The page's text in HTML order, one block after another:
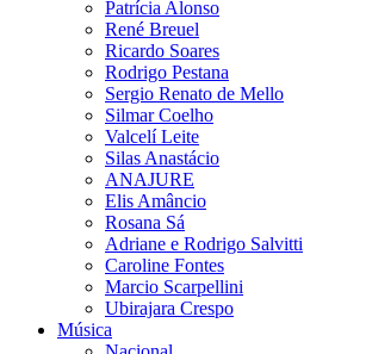
Patrícia Alonso
René Breuel
Ricardo Soares
Rodrigo Pestana
Sergio Renato de Mello
Silmar Coelho
Valcelí Leite
Silas Anastácio
ANAJURE
Elis Amâncio
Rosana Sá
Adriane e Rodrigo Salvitti
Caroline Fontes
Marcio Scarpellini
Ubirajara Crespo
Música